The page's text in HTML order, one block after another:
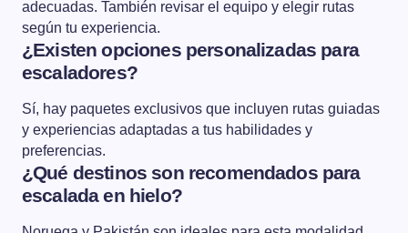
adecuadas. También revisar el equipo y elegir rutas
según tu experiencia.
¿Existen opciones personalizadas para
escaladores?
Sí, hay paquetes exclusivos que incluyen rutas guiadas
y experiencias adaptadas a tus habilidades y
preferencias.
¿Qué destinos son recomendados para
escalada en hielo?